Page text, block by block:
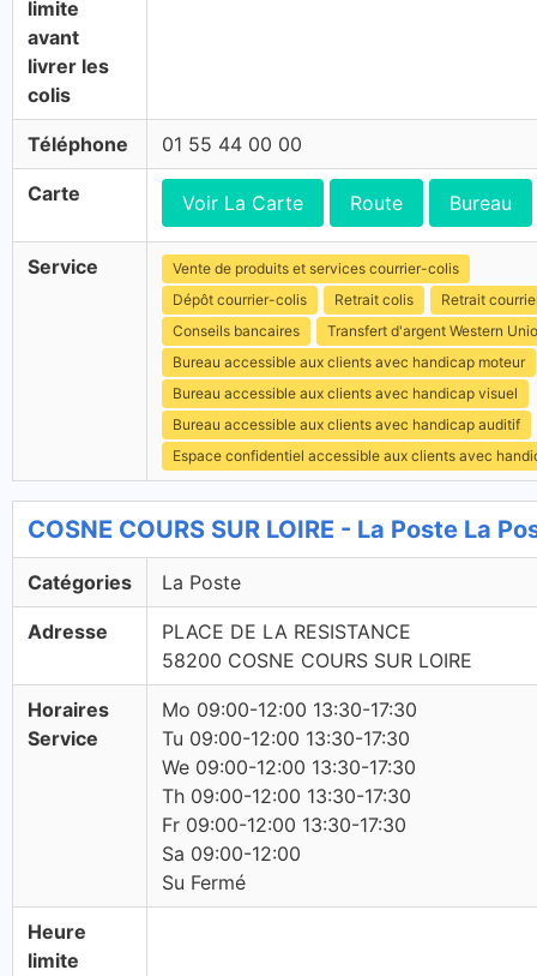
limite
avant
livrer les
colis
Téléphone 01 55 44 00 00
Carte Voir La Carte Route Bureau
Service
Vente de produits et services courrier-colis
Dépôt courrier-colis
Retrait colis
Retrait
Conseils bancaires
Transfert d'argent Western
Bureau accessible aux clients avec handicap moteur
Bureau accessible aux clients avec handicap visuel
Bureau accessible aux clients avec handicap auditif
Espace confidentiel accessible aux clients avec
COSNE COURS SUR LOIRE - La Poste La
Catégories La Poste
Adresse
PLACE DE LA RESISTANCE
58200 COSNE COURS SUR LOIRE
Horaires
Service
Mo 09:00-12:00 13:30-17:30
Tu 09:00-12:00 13:30-17:30
We 09:00-12:00 13:30-17:30
Th 09:00-12:00 13:30-17:30
Fr 09:00-12:00 13:30-17:30
Sa 09:00-12:00
Su Fermé
Heure
limite